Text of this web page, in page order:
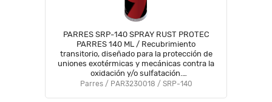
PARRES SRP-140 SPRAY RUST PROTEC
PARRES 140 ML / Recubrimiento
transitorio, diseñado para la protección de
uniones exotérmicas y mecánicas contra la
oxidación y/o sulfatación.
#BFLASH#BFPRR
Parres / PAR3230018 / SRP-140